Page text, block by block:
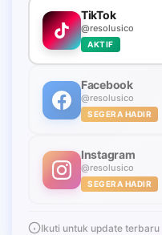
TikTok
@resolusico
AKTIF
Facebook
@resolusico
SEGERA HADIR
Instagram
@resolusico
SEGERA HADIR
Ikuti untuk update terbaru